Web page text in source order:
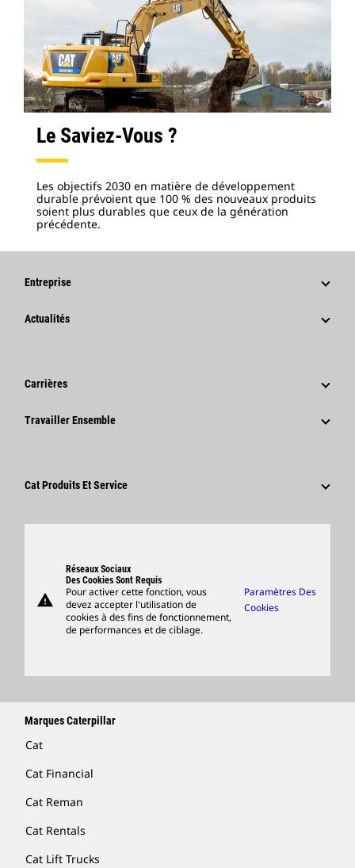
Le Saviez-Vous ?
Les objectifs 2030 en matière de développement
durable prévoient que 100 % des nouveaux produits
soient plus durables que ceux de la génération
précédente.
Entreprise
Stratégie
Code De Conduite
Innovation
Actualités
Communiqués De Presse De L'entreprise
Carrières
Pourquoi Choisir Caterpillar ?
Travailler Ensemble
Fournisseurs
Cat Produits Et Service
Support
Merchandise
Rechercher Un Concessionnaire
warning
Réseaux Sociaux
Des Cookies Sont Requis
Pour activer cette fonction, vous
devez accepter l'utilisation de
cookies à des fins de fonctionnement,
de performances et de ciblage.
Paramètres Des
Cookies
Marques Caterpillar
Cat
Cat Financial
Cat Reman
Cat Rentals
Cat Lift Trucks